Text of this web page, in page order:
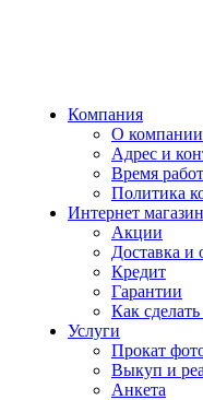
Компания
О компании
Адрес и
Время
Политика
Интернет магазин
Акции
Доставка и
Кредит
Гарантии
Как сделать
Услуги
Прокат
Выкуп и
Анкета